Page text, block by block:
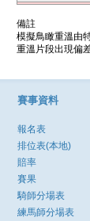
備註
模擬鳥瞰重溫由
重溫片段出現偏
賽事資料
報名表
排位表(本地)
賠率
賽果
騎師分場表
練馬師分場表